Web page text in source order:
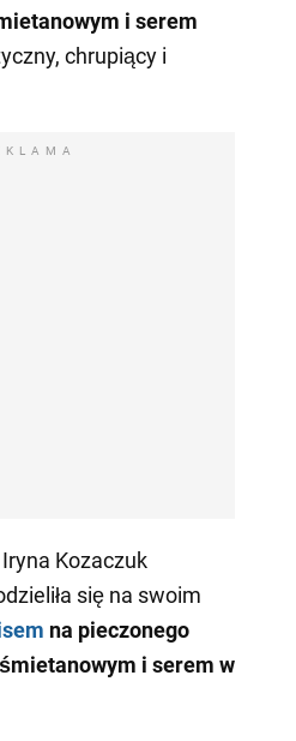
i serem
chrupiący i
Kozaczuk
się na swoim
na pieczonego
i serem w